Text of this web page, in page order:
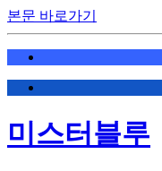
본문 바로가기
미스터블루